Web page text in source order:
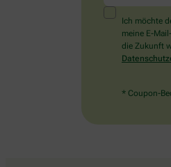
Ich möchte
meine E-
die Zukunft
* Coupon-